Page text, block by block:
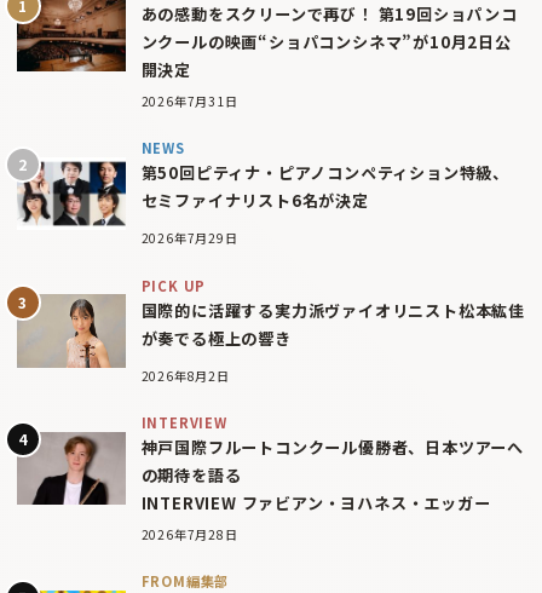
あの感動をスクリーンで再び！ 第19回ショパンコ
ンクールの映画“ショパコンシネマ”が10月2日公
開決定
2026年7月31日
NEWS
第50回ピティナ・ピアノコンペティション特級、
セミファイナリスト6名が決定
2026年7月29日
PICK UP
国際的に活躍する実力派ヴァイオリニスト松本紘佳
が奏でる極上の響き
2026年8月2日
INTERVIEW
神戸国際フルートコンクール優勝者、日本ツアーへ
の期待を語る
INTERVIEW ファビアン・ヨハネス・エッガー
2026年7月28日
FROM編集部